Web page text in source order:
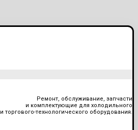
Ремонт, обслуживание, запчасти
и комплектующие для холодильного
и торгового-технологического оборудования.